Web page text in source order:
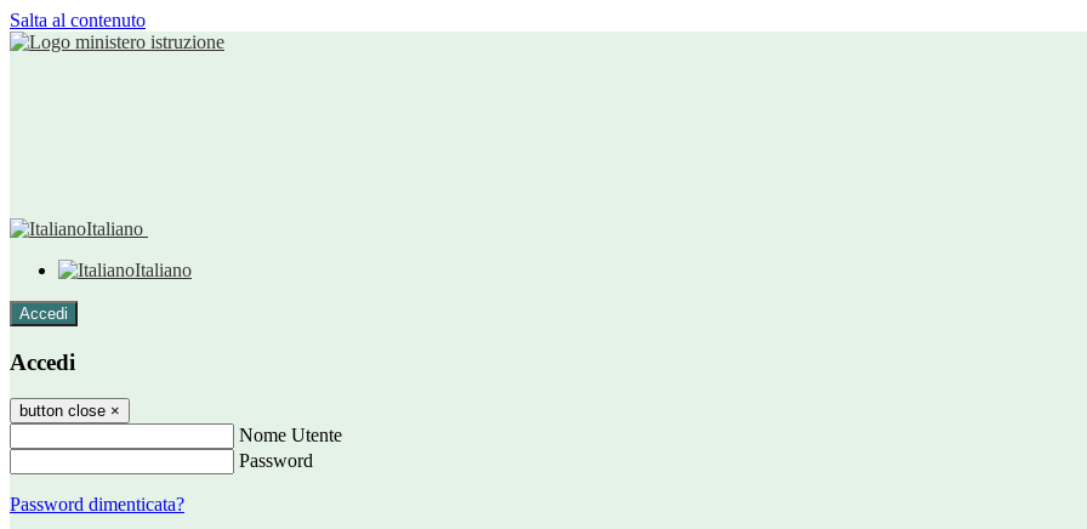
Salta al contenuto
Italiano
Italiano
Accedi
Accedi
button close ×
Nome Utente
Password
Password dimenticata?